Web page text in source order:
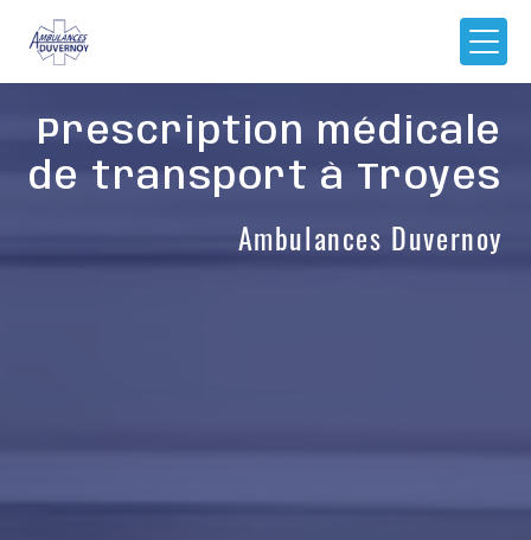
Prescription médicale
de transport à Troyes
Ambulances Duvernoy
Panneau de gestion des cookies